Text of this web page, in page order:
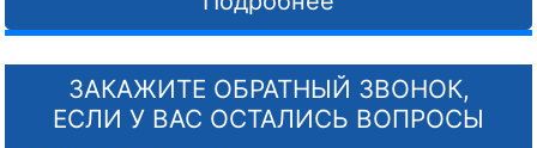
ЗАКАЖИТЕ ОБРАТНЫЙ ЗВОНОК,
ЕСЛИ У ВАС ОСТАЛИСЬ ВОПРОСЫ